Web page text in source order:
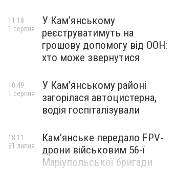
У Кам’янському
реєструватимуть на
грошову допомогу від ООН:
хто може звернутися
11:18
1 серпня
У Кам’янському районі
загорілася автоцистерна,
водія госпіталізували
10:49
1 серпня
Кам’янське передало FPV-
дрони військовим 56-ї
Маріупольської бригади
18:11
31 липня